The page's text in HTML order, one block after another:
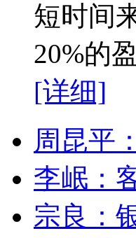
短时间
20%的
[详细]
周昆平
李岷：
宗良：